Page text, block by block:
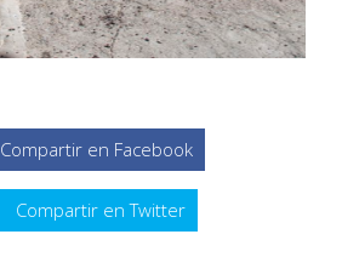
Compartir en Facebook
Compartir en Twitter